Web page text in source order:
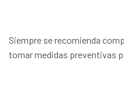
Siempre se recomienda
tomar medidas preventivas